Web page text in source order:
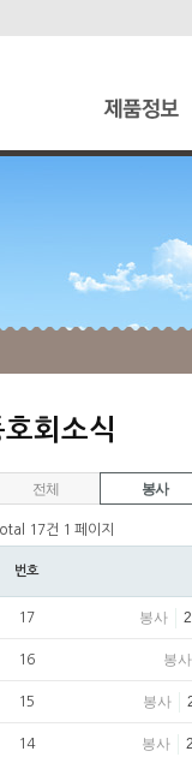
호회소식
전체 봉사
17건 1 페이지
번호
17 봉사
16 봉사
15 봉사
14 봉사